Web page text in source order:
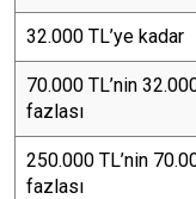
32.000 TL’ye kadar
70.000 TL’nin
fazlası
250.000 TL’nin
fazlası